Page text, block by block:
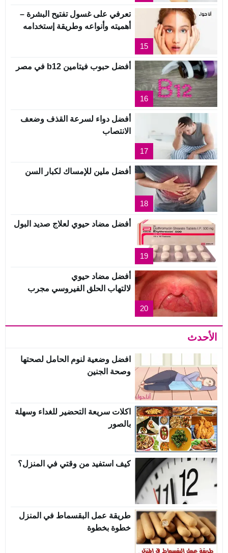
15
تعرفي على غسول تفتيح البشرة –
أهميته وأنواعه وطريقة إستخدامه
16
أفضل حبوب فيتامين b12 في مصر
17
أفضل دواء لسرعة القذف وضعف
الانتصاب
18
أفضل ملين للإمساك لكبار السن
19
أفضل مضاد حيوي لعلاج صديد البول
20
أفضل مضاد حيوي
لالتهاب الحلق الفيروسي مجرب
الأحدث
افضل وضعية لنوم الحامل لصحتها
وصحة الجنين
اكلات سريعة التحضير للغداء وسهلة
بالصور
كيف استفيد من وقتي في المنزل؟
طريقة عمل البقسماط في المنزل
خطوة بخطوة